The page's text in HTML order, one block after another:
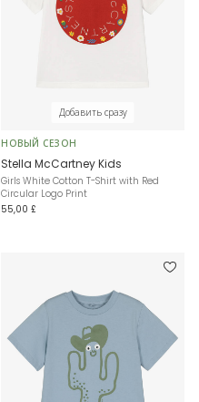
Добавить сразу
НОВЫЙ СЕЗОН
Stella McCartney Kids
Girls White Cotton T-Shirt with Red
Circular Logo Print
55,00 £